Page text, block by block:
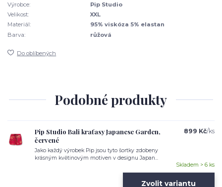
Výrobce:
Pip Studio
Velikost:
XXL
Materiál:
95% viskóza 5% elastan
Barva:
růžová
Do oblíbených
Podobné produkty
Pip Studio Bali kraťasy Japanese Garden,
červené
Jako každý výrobek Pip jsou tyto šortky zdobeny
krásným květinovým motiven v designu Japan...
899 Kč/ks
Skladem > 6 ks
Zvolit variantu